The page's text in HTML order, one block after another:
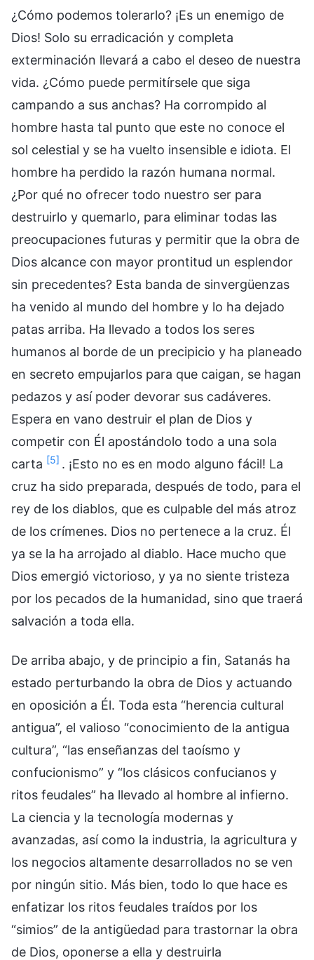
¿Cómo podemos tolerarlo? ¡Es un enemigo de
Dios! Solo su erradicación y completa
exterminación llevará a cabo el deseo de nuestra
vida. ¿Cómo puede permitírsele que siga
campando a sus anchas? Ha corrompido al
hombre hasta tal punto que este no conoce el
sol celestial y se ha vuelto insensible e idiota. El
hombre ha perdido la razón humana normal.
¿Por qué no ofrecer todo nuestro ser para
destruirlo y quemarlo, para eliminar todas las
preocupaciones futuras y permitir que la obra de
Dios alcance con mayor prontitud un esplendor
sin precedentes? Esta banda de sinvergüenzas
ha venido al mundo del hombre y lo ha dejado
patas arriba. Ha llevado a todos los seres
humanos al borde de un precipicio y ha planeado
en secreto empujarlos para que caigan, se hagan
pedazos y así poder devorar sus cadáveres.
Espera en vano destruir el plan de Dios y
competir con Él apostándolo todo a una sola
carta [5] . ¡Esto no es en modo alguno fácil! La
cruz ha sido preparada, después de todo, para el
rey de los diablos, que es culpable del más atroz
de los crímenes. Dios no pertenece a la cruz. Él
ya se la ha arrojado al diablo. Hace mucho que
Dios emergió victorioso, y ya no siente tristeza
por los pecados de la humanidad, sino que traerá
salvación a toda ella.
De arriba abajo, y de principio a fin, Satanás ha
estado perturbando la obra de Dios y actuando
en oposición a Él. Toda esta “herencia cultural
antigua”, el valioso “conocimiento de la antigua
cultura”, “las enseñanzas del taoísmo y
confucionismo” y “los clásicos confucianos y
ritos feudales” ha llevado al hombre al infierno.
La ciencia y la tecnología modernas y
avanzadas, así como la industria, la agricultura y
los negocios altamente desarrollados no se ven
por ningún sitio. Más bien, todo lo que hace es
enfatizar los ritos feudales traídos por los
“simios” de la antigüedad para trastornar la obra
de Dios, oponerse a ella y destruirla